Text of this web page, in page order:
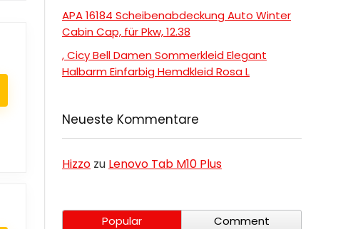
APA 16184 Scheibenabdeckung Auto Winter
Cabin Cap, für Pkw, 12.38
, Cicy Bell Damen Sommerkleid Elegant
Halbarm Einfarbig Hemdkleid Rosa L
Neueste Kommentare
Hizzo zu Lenovo Tab M10 Plus
Popular
Comment